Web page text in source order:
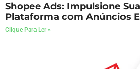
Shopee Ads: Impulsione
Plataforma com Anúncios
Clique Para Ler »